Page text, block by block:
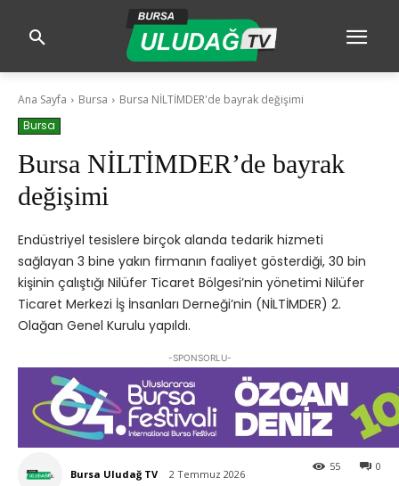
Ana Sayfa Bursa
Bursa NİLTİMDER'de bayrak değişimi
Bursa
Bursa NİLTİMDER’de bayrak
değişimi
Endüstriyel tesislere birçok alanda tedarik hizmeti
sağlayan 3 bine yakın firmanın faaliyet gösterdiği, 30 bin
kişinin çalıştığı Nilüfer Ticaret Bölgesi’nin yönetimi Nilüfer
Ticaret Merkezi İş İnsanları Derneği’nin (NİLTİMDER) 2.
Olağan Genel Kurulu yapıldı.
-SPONSORLU-
Bursa Uludağ TV 2 Temmuz 2026
0
55